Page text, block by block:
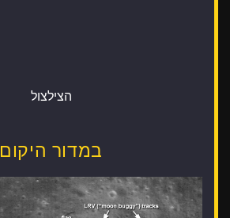
הצילצול
במדור היקום